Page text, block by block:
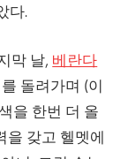
다.
막 날, 베란다
돌려가며 (이
을 한번 더 올
을 갖고 헬멧에